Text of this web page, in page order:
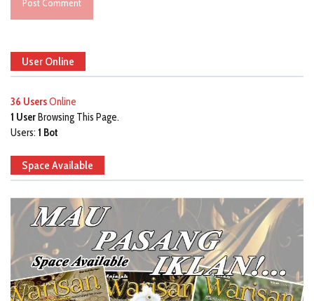
User Online
36 UsersOnline
1 UserBrowsing This Page.
Users: 1 Bot
Space Available